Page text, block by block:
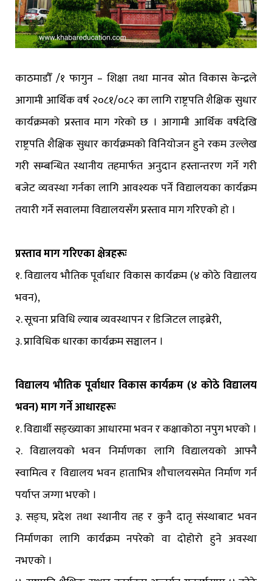
काठमाडौँ /१ फागुन – शिक्षा तथा मानव स्रोत विकास केन्द्रले
आगामी आर्थिक वर्ष २०८१/०८२ का लागि राष्ट्रपति शैक्षिक सुधार
कार्यक्रमको प्रस्ताव माग गरेको छ । आगामी आर्थिक वर्षदेखि
राष्ट्रपति शैक्षिक सुधार कार्यक्रमको विनियोजन हुने रकम उल्लेख
गरी सम्बन्धित स्थानीय तहमार्फत अनुदान हस्तान्तरण गर्ने गरी
बजेट व्यवस्था गर्नका लागि आवश्यक पर्ने विद्यालयका कार्यक्रम
तयारी गर्ने सवालमा विद्यालयसँग प्रस्ताव माग गरिएको हो ।
प्रस्ताव माग गरिएका क्षेत्रहरूः
१. विद्यालय भौतिक पूर्वाधार विकास कार्यक्रम (४ कोठे विद्यालय
भवन),
२. सूचना प्रविधि ल्याब व्यवस्थापन र डिजिटल लाइब्रेरी,
३. प्राविधिक धारका कार्यक्रम सञ्चालन ।
विद्यालय भौतिक पूर्वाधार विकास कार्यक्रम (४ कोठे विद्यालय
भवन) माग गर्ने आधारहरूः
१. विद्यार्थी सङ्ख्याका आधारमा भवन र कक्षाकोठा नपुग भएको ।
२. विद्यालयको भवन निर्माणका लागि विद्यालयको आफ्नै
स्वामित्व र विद्यालय भवन हाताभित्र शौचालयसमेत निर्माण गर्न
पर्याप्त जग्गा भएको ।
३. सङ्घ, प्रदेश तथा स्थानीय तह र कुनै दातृ संस्थाबाट भवन
निर्माणका लागि कार्यक्रम नपरेको वा दोहोरो हुने अवस्था
नभएको ।